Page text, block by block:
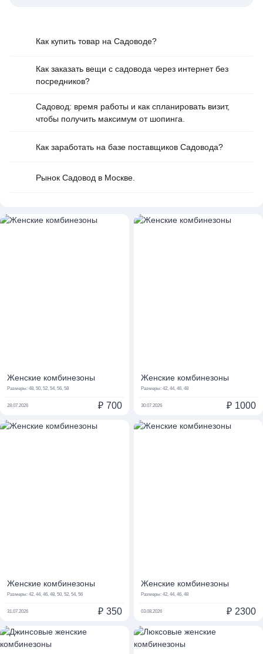
Как купить товар на Cадоводе?
Как заказать вещи с садовода через интернет без
посредников?
Садовод: время работы и как спланировать визит,
чтобы получить максимум от шопинга.
Как заработать на базе поставщиков Садовода?
Рынок Садовод в Москве.
Женские комбинезоны
Размеры: 48, 50, 52, 54, 56, 58
28.07.2026 ₽ 700
Женские комбинезоны
Размеры: 42, 44, 46, 48
30.07.2026 ₽ 1000
Женские комбинезоны
Размеры: 42, 44, 46, 48, 50, 52, 54, 56
31.07.2026 ₽ 350
Женские комбинезоны
Размеры: 42, 44, 46, 48
03.08.2026 ₽ 2300